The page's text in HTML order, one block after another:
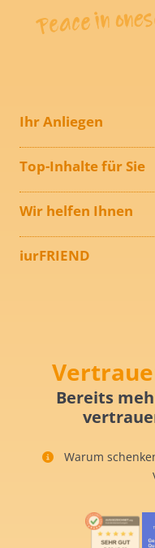
Ihr Anliegen
Top-Inhalte für Sie
Wir helfen Ihnen
iurFRIEND
Bereits
Warum